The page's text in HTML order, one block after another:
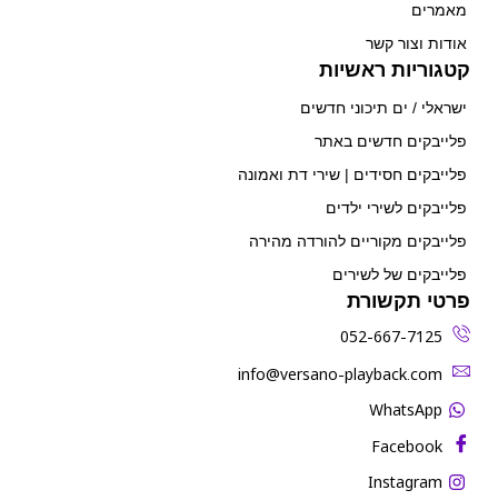
מאמרים
אודות וצור קשר
קטגוריות ראשיות
ישראלי / ים תיכוני חדשים
פלייבקים חדשים באתר
פלייבקים חסידים | שירי דת ואמונה
פלייבקים לשירי ילדים
פלייבקים מקוריים להורדה מהירה
פלייבקים של לשירים
פרטי תקשורת
052-667-7125
‫info@versano-playback.com‬
WhatsApp
Facebook
Instagram